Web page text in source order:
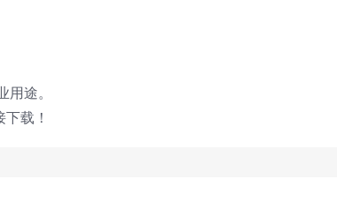
途。
载！